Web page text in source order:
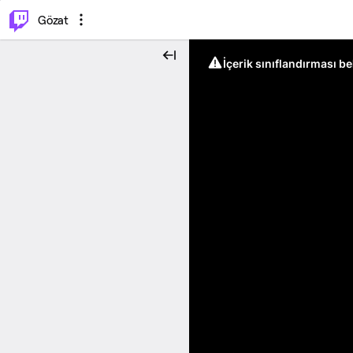
Gözat
İçerik sınıflandırması